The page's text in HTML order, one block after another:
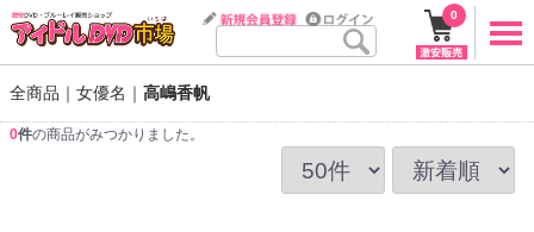
0
全商品 女優名 高嶋香帆
0件の商品がみつかりました。